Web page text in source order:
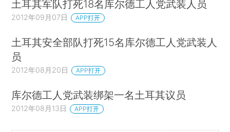
土耳其军队打死18名库尔德工人党武装人员
2012年09月07日 APP打开
土耳其安全部队打死15名库尔德工人党武装人
员
2012年08月20日 APP打开
库尔德工人党武装绑架一名土耳其议员
2012年08月13日 APP打开